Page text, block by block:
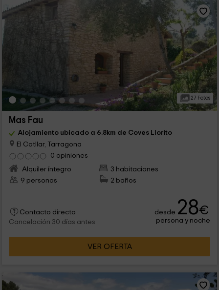
27 Fotos
Mas Fau
Alojamiento ubicado a 6.8km de Coves Llorito
El Catllar, Tarragona
0 opiniones
Alquiler íntegro
3 habitaciones
9 personas
2 baños
Contacto directo
Cancelación 30 días antes
desde 28€
persona y noche
VER OFERTA